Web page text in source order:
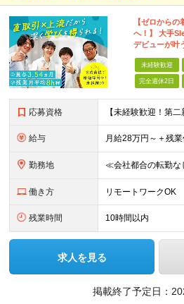
【ゼロから
へ！】 大手
デビューが叶
未経験歓迎
完全週休2日
応募資格
給与
勤務地
働き方 リモートワークOK
残業時間 10時間以内
求人を見る
掲載終了予定日：